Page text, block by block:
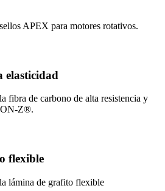
APEX para motores rotativos.
elasticidad
fibra de carbono de alta resistencia y
Z®.
flexible
lámina de grafito flexible